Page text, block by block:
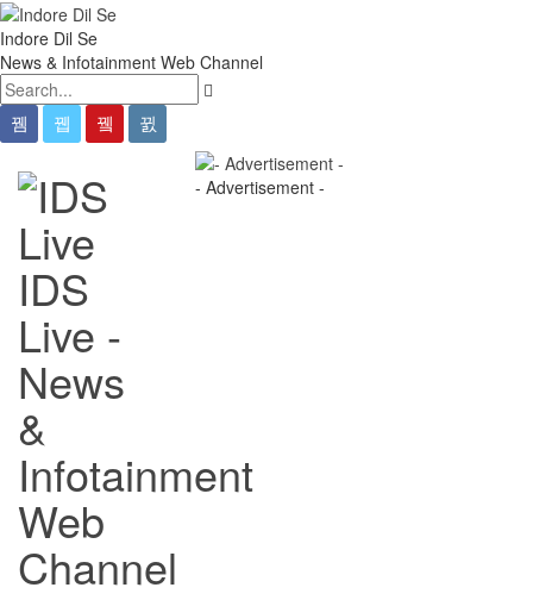
Indore Dil Se
News & Infotainment Web Channel
IDS
Live -
News
&
Infotainment
Web
Channel
- Advertisement -